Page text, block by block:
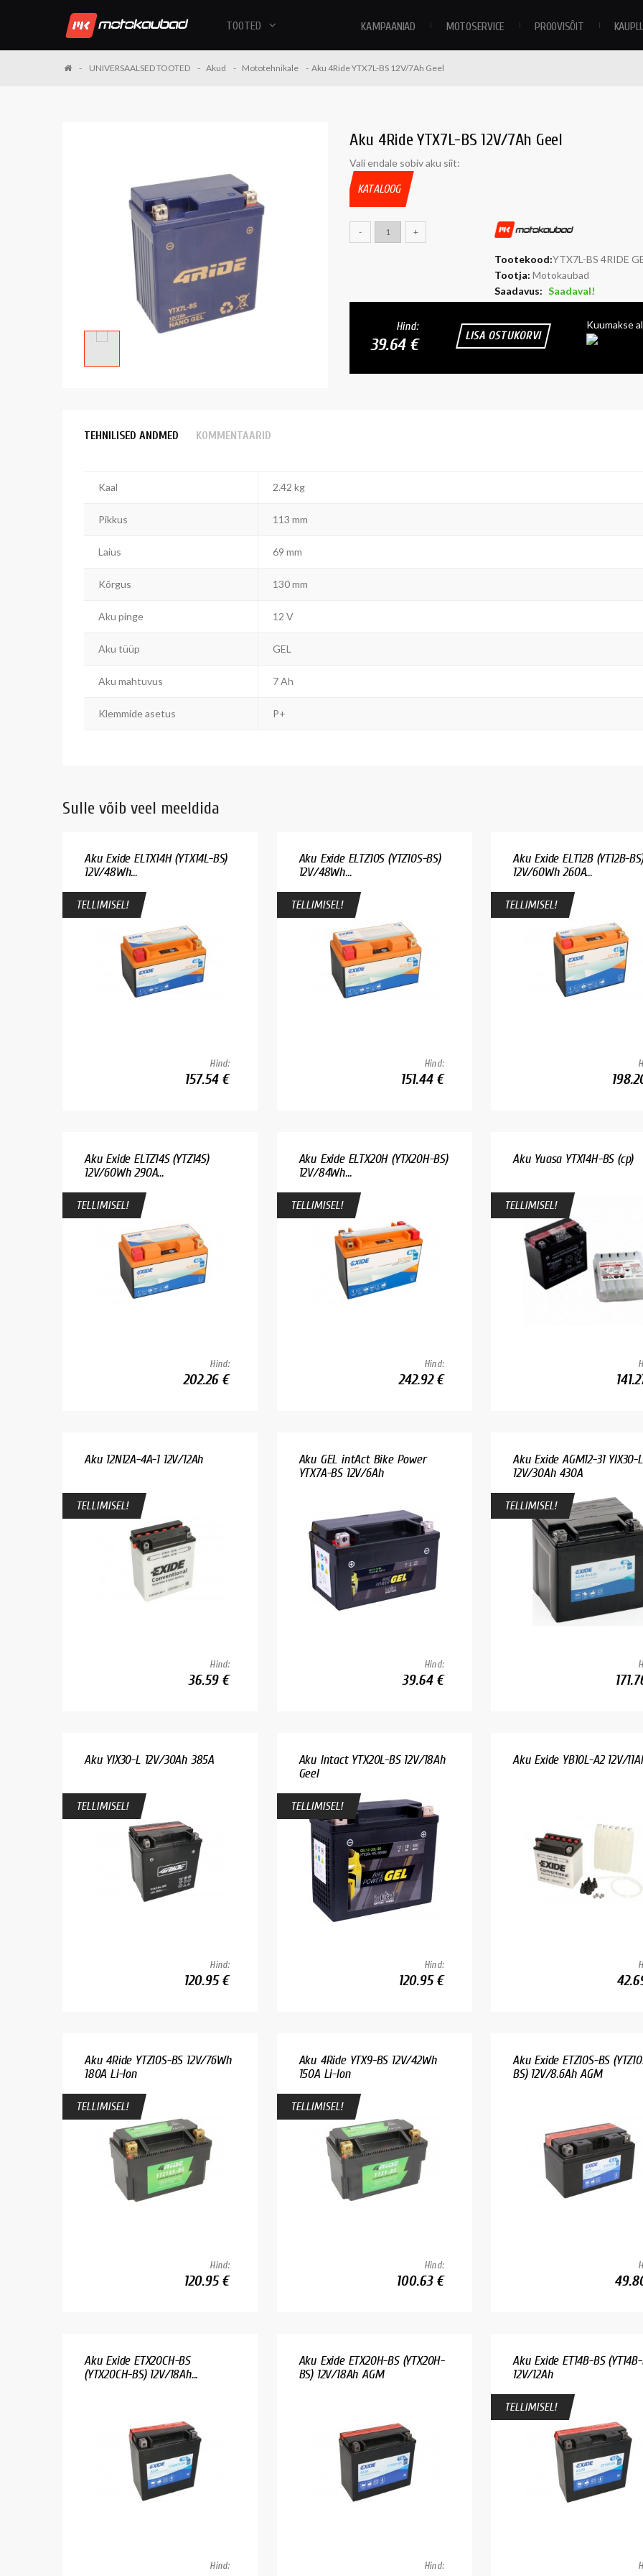
KAMPAANIAD MOTOSERVICE PROOVISÕIT
TOOTED
UNIVERSAALSED TOOTED Akud Mototehnikale Aku 4Ride YTX7L-BS 12V/7Ah Geel
Aku 4Ride YTX7L-BS 12V/7Ah Geel
Vali endale sobiv aku siit:
KATALOOG
Tootekood:YTX7L-BS 4RIDE
Tootja: Motokaubad
Saadavus: Saadaval!
- +
Hind:
39.64 €
Kuumakse
LISA OSTUKORVI
TEHNILISED ANDMED KOMMENTAARID
Kaal 2.42 kg
Pikkus 113 mm
Laius 69 mm
Kõrgus 130 mm
Aku pinge 12 V
Aku tüüp GEL
Aku mahtuvus 7 Ah
Klemmide asetus P+
Sulle võib veel meeldida
Aku Exide ELTX14H (YTX14L-BS)
12V/48Wh...
TELLIMISEL!
Hind:
157.54 €
Aku Exide ELTZ10S (YTZ10S-BS)
12V/48Wh...
TELLIMISEL!
Hind:
151.44 €
Aku Exide ELT12B (YT12B-BS)
12V/60Wh 260A...
TELLIMISEL!
Aku Exide ELTZ14S (YTZ14S)
12V/60Wh 290A...
TELLIMISEL!
Hind:
202.26 €
Aku Exide ELTX20H (YTX20H-BS)
12V/84Wh...
TELLIMISEL!
Hind:
242.92 €
Aku Yuasa YTX14H-BS (cp)
TELLIMISEL!
Aku 12N12A-4A-1 12V/12Ah
TELLIMISEL!
Hind:
36.59 €
Aku GEL intAct Bike Power
YTX7A-BS 12V/6Ah
Hind:
39.64 €
Aku Exide AGM12-31 YIX30-L
12V/30Ah 430A
TELLIMISEL!
Aku YIX30-L 12V/30Ah 385A
TELLIMISEL!
Hind:
120.95 €
Aku Intact YTX20L-BS 12V/18Ah
Geel
TELLIMISEL!
Hind:
120.95 €
Aku Exide YB10L-A2 12V/
Aku 4Ride YTZ10S-BS 12V/76Wh
180A Li-Ion
TELLIMISEL!
Hind:
120.95 €
Aku 4Ride YTX9-BS 12V/42Wh
150A Li-Ion
TELLIMISEL!
Hind:
100.63 €
Aku Exide ETZ10S-BS
BS) 12V/8.6Ah AGM
Aku Exide ETX20CH-BS
(YTX20CH-BS) 12V/18Ah...
Hind:
Aku Exide ETX20H-BS (YTX20H-
BS) 12V/18Ah AGM
Hind:
Aku Exide ET14B-BS (YT14B-
12V/12Ah
TELLIMISEL!